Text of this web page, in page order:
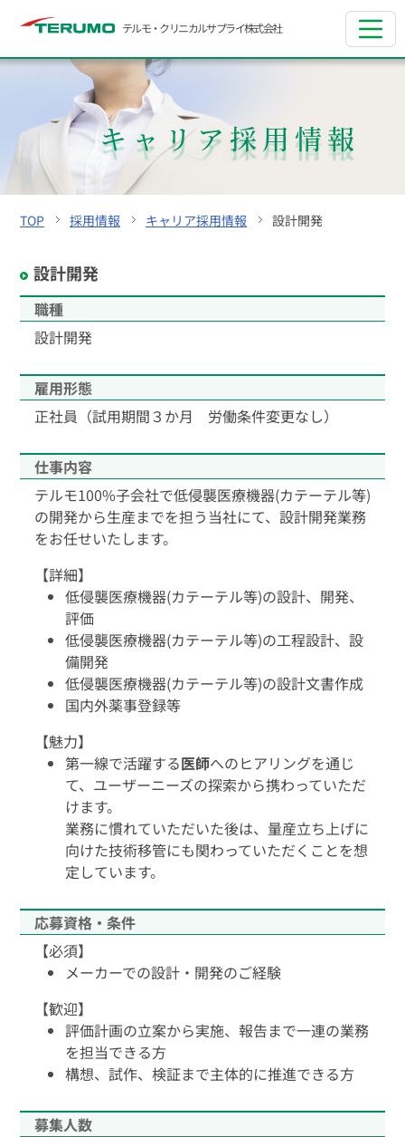
テルモ・クリニカルサプライ株式会社
キャリア採用情報
TOP 採用情報 キャリア採用情報 設計開発
設計開発
職種
設計開発
雇用形態
正社員（試用期間３か月 労働条件変更なし）
仕事内容
テルモ100%子会社で低侵襲医療機器(カテーテル等)
の開発から生産までを担う当社にて、設計開発業務
をお任せいたします。
【詳細】
低侵襲医療機器(カテーテル等)の設計、開発、
評価
低侵襲医療機器(カテーテル等)の工程設計、設
備開発
低侵襲医療機器(カテーテル等)の設計文書作成
国内外薬事登録等
【魅力】
第一線で活躍する医師へのヒアリングを通じ
て、ユーザーニーズの探索から携わっていただ
けます。
業務に慣れていただいた後は、量産立ち上げに
向けた技術移管にも関わっていただくことを想
定しています。
応募資格・条件
【必須】
メーカーでの設計・開発のご経験
【歓迎】
評価計画の立案から実施、報告まで一連の業務
を担当できる方
構想、試作、検証まで主体的に推進できる方
募集人数